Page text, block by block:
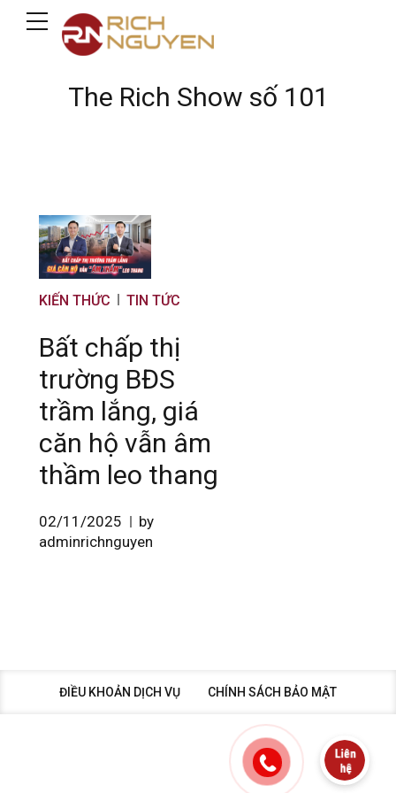
The Rich Show số 101
KIẾN THỨC TIN TỨC
Bất chấp thị
trường BĐS
trầm lắng, giá
căn hộ vẫn âm
thầm leo thang
02/11/2025
by
adminrichnguyen
ĐIỀU KHOẢN DỊCH VỤ CHÍNH SÁCH BẢO MẬT